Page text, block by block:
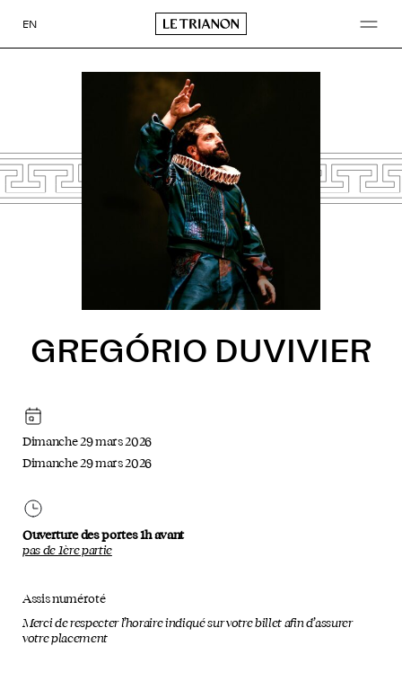
auEN
GREGÓRIO DUVIVIER
Dimanche 29 mars 2026
Dimanche 29 mars 2026
Ouverture des portes 1h avant
pas de 1ère partie
Assis numéroté
Merci de respecter l’horaire indiqué sur votre billet afin d’assurer
votre placement